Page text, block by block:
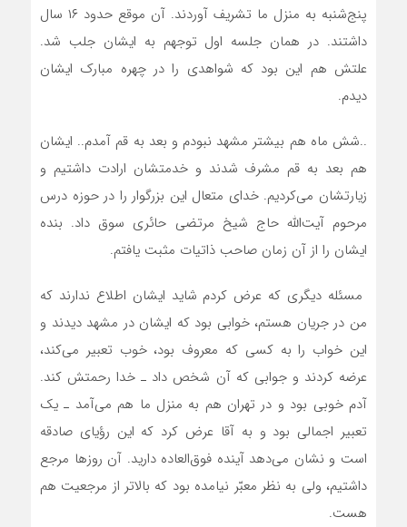
پنج‌شنبه به منزل ما تشریف آوردند. آن موقع حدود ۱۶ سال
داشتند. در همان جلسه اول توجهم به ایشان جلب شد.
علتش هم این بود که شواهدی را در چهره مبارک ایشان
دیدم.
..شش ماه هم بیشتر مشهد نبودم و بعد به قم آمدم.. ایشان
هم بعد به قم مشرف شدند و خدمتشان ارادت داشتیم و
زیارتشان می‌کردیم. خدای متعال این بزرگوار را در حوزه درس
مرحوم آیت‌الله حاج شیخ مرتضی حائری سوق داد. بنده
ایشان را از آن زمان صاحب ذاتیات مثبت یافتم.
مسئله دیگری که عرض کردم شاید ایشان اطلاع ندارند که
من در جریان هستم، خوابی بود که ایشان در مشهد دیدند و
این خواب را به کسی که معروف بود، خوب تعبیر می‌کند،
عرضه کردند و جوابی که آن شخص داد ـ خدا رحمتش کند.
آدم خوبی بود و در تهران هم به منزل ما هم می‌آمد ـ یک
تعبیر اجمالی بود و به آقا عرض کرد که این رؤیای صادقه
است و نشان می‌دهد آینده فوق‌العاده دارید. آن روزها مرجع
داشتیم، ولی به نظر معبّر نیامده بود که بالاتر از مرجعیت هم
هست.